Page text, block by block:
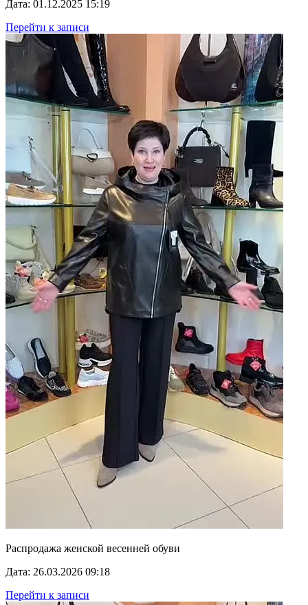
Дата: 01.12.2025 15:19
Перейти к записи
Распродажа женской весенней обуви
Дата: 26.03.2026 09:18
Перейти к записи